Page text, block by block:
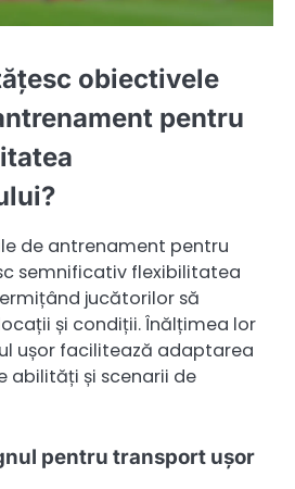
obiectivele
pentru
de antrenament pentru
semnificativ flexibilitatea
jucătorilor să
și condiții. Înălțimea lor
ușor facilitează adaptarea
abilități și scenarii de
pentru transport ușor